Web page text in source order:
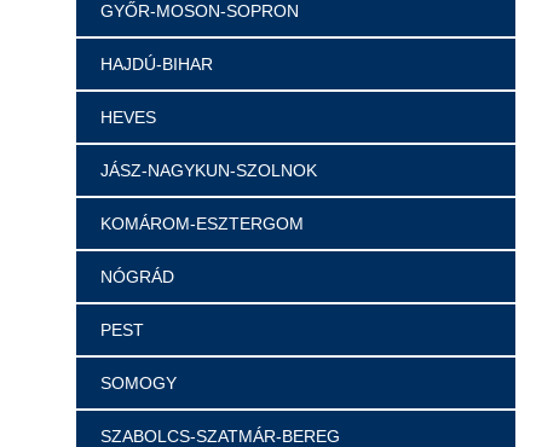
GYŐR-MOSON-SOPRON
HAJDÚ-BIHAR
HEVES
JÁSZ-NAGYKUN-SZOLNOK
KOMÁROM-ESZTERGOM
NÓGRÁD
PEST
SOMOGY
SZABOLCS-SZATMÁR-BEREG